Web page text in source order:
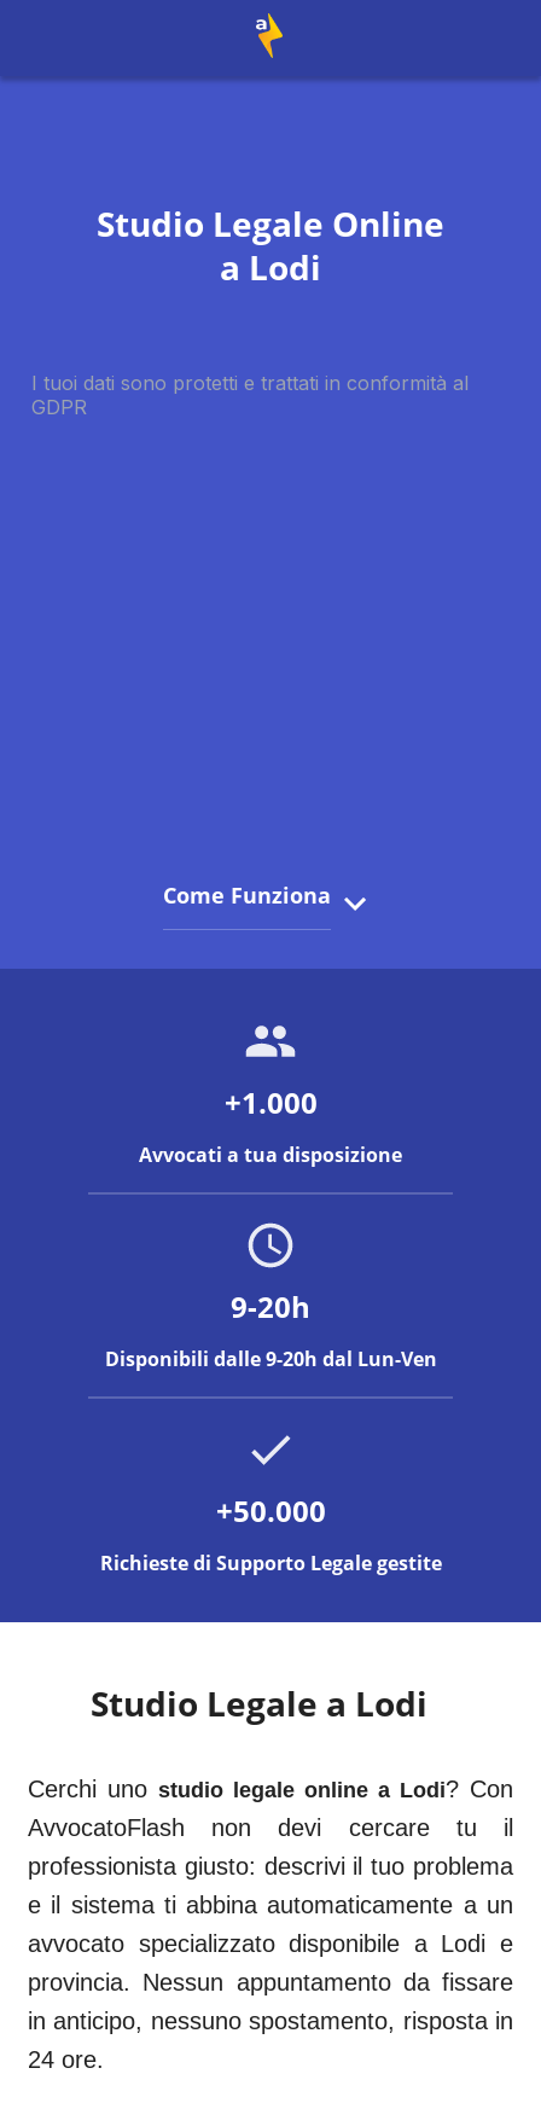
Studio Legale Online
a Lodi
Come Funziona
+1.000
Avvocati a tua disposizione
9-20h
Disponibili dalle 9-20h dal Lun-Ven
+50.000
Richieste di Supporto Legale gestite
Studio Legale a Lodi
Cerchi uno studio legale online a Lodi? Con
AvvocatoFlash non devi cercare tu il
professionista giusto: descrivi il tuo problema
e il sistema ti abbina automaticamente a un
avvocato specializzato disponibile a Lodi e
provincia. Nessun appuntamento da fissare
in anticipo, nessuno spostamento, risposta in
24 ore.